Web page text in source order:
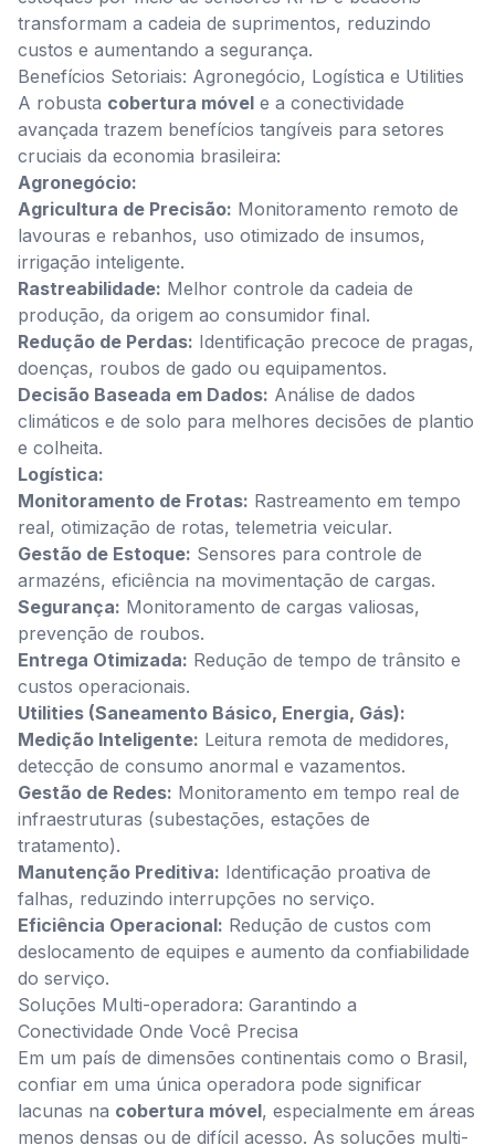
transformam a cadeia de suprimentos, reduzindo
custos e aumentando a segurança.
Benefícios Setoriais: Agronegócio, Logística e Utilities
A robusta cobertura móvel e a conectividade
avançada trazem benefícios tangíveis para setores
cruciais da economia brasileira:
Agronegócio:
Agricultura de Precisão: Monitoramento remoto de
lavouras e rebanhos, uso otimizado de insumos,
irrigação inteligente.
Rastreabilidade: Melhor controle da cadeia de
produção, da origem ao consumidor final.
Redução de Perdas: Identificação precoce de pragas,
doenças, roubos de gado ou equipamentos.
Decisão Baseada em Dados: Análise de dados
climáticos e de solo para melhores decisões de plantio
e colheita.
Logística:
Monitoramento de Frotas: Rastreamento em tempo
real, otimização de rotas, telemetria veicular.
Gestão de Estoque: Sensores para controle de
armazéns, eficiência na movimentação de cargas.
Segurança: Monitoramento de cargas valiosas,
prevenção de roubos.
Entrega Otimizada: Redução de tempo de trânsito e
custos operacionais.
Utilities (Saneamento Básico, Energia, Gás):
Medição Inteligente: Leitura remota de medidores,
detecção de consumo anormal e vazamentos.
Gestão de Redes: Monitoramento em tempo real de
infraestruturas (subestações, estações de
tratamento).
Manutenção Preditiva: Identificação proativa de
falhas, reduzindo interrupções no serviço.
Eficiência Operacional: Redução de custos com
deslocamento de equipes e aumento da confiabilidade
do serviço.
Soluções Multi-operadora: Garantindo a
Conectividade Onde Você Precisa
Em um país de dimensões continentais como o Brasil,
confiar em uma única operadora pode significar
lacunas na cobertura móvel, especialmente em áreas
menos densas ou de difícil acesso. As soluções multi-